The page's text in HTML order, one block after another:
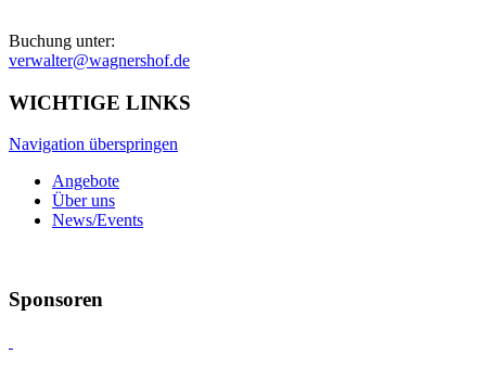
Buchung unter:
verwalter@wagnershof.de
WICHTIGE LINKS
Navigation überspringen
Angebote
Über uns
News/Events
Sponsoren